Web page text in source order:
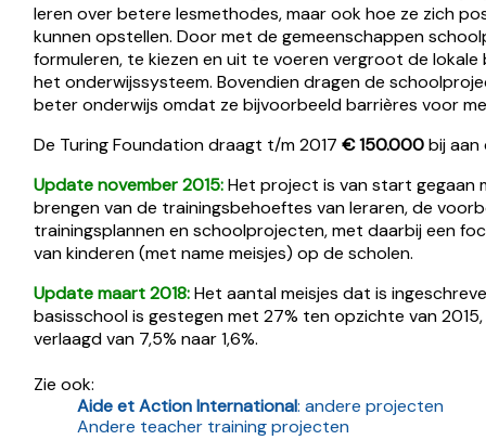
leren over betere lesmethodes, maar ook hoe ze zich
kunnen opstellen. Door met de gemeenschappen
formuleren, te kiezen en uit te voeren vergroot de lokale
het onderwijssysteem. Bovendien dragen de
beter onderwijs omdat ze bijvoorbeeld barrières voor
De Turing Foundation draagt t/m 2017€ 150.000bij
Update november 2015:Het project is van start gegaan
brengen van de trainingsbehoeftes van leraren, de
trainingsplannen en schoolprojecten, met daarbij een
van kinderen (met name meisjes) op de scholen.
Update maart 2018:Het aantal meisjes dat is
basisschool is gestegen met 27% ten opzichte van
verlaagd van 7,5% naar 1,6%.
Zie ook:
Aide et Action International: andere projecten
Andere teacher training projecten